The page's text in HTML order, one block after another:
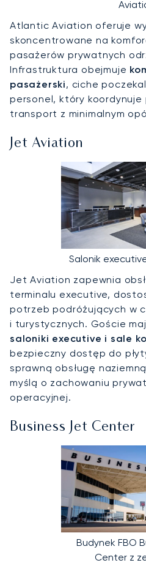
Atlantic Aviation oferuje
skoncentrowane na
pasażerów prywatnych
Infrastruktura obejmuje
pasażerski, ciche
personel, który
transport z minimalnym
Jet Aviation
Salonik
Jet Aviation zapewnia
terminalu executive,
potrzeb podróżujących w
i turystycznych. Goście
saloniki executive i sale
bezpieczny dostęp do
sprawną obsługę
myślą o zachowaniu
operacyjnej.
Business Jet Center
Budynek FBO
Center z